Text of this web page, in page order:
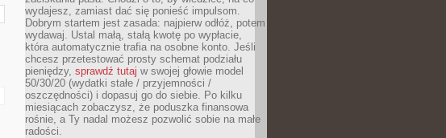
wydajesz, zamiast dać się ponieść impulsom.
Dobrym startem jest zasada: najpierw odłóż, potem
wydawaj. Ustal małą, stałą kwotę po wypłacie,
która automatycznie trafia na osobne konto. Jeśli
chcesz przetestować prosty schemat podziału
pieniędzy, sprawdź tutaj w swojej głowie model
50/30/20 (wydatki stałe / przyjemności /
oszczędności) i dopasuj go do siebie. Po kilku
miesiącach zobaczysz, że poduszka finansowa
rośnie, a Ty nadal możesz pozwolić sobie na małe
radości.